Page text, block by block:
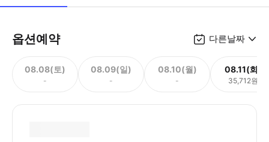
옵션예약 다른날짜
08.08(토)
-
08.09(일)
-
08.10(월)
-
08.11(화)
35,712원